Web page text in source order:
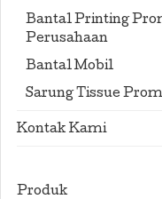
Bantal Printing
Perusahaan
Bantal Mobil
Sarung Tissue
Kontak Kami
Produk